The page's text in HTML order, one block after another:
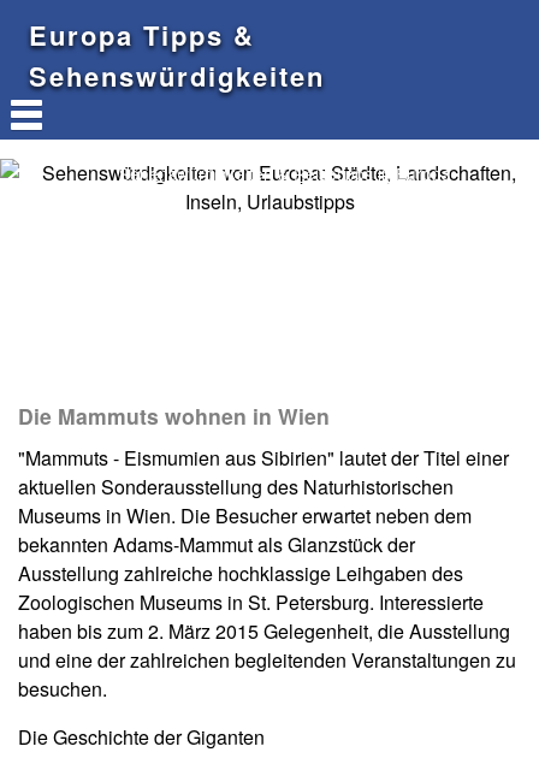
Europa Tipps &
Sehenswürdigkeiten
Sehenswürdigkeiten & Reisetipps in Europa
Die Mammuts wohnen in Wien
"Mammuts - Eismumien aus Sibirien" lautet der Titel einer
aktuellen Sonderausstellung des Naturhistorischen
Museums in Wien. Die Besucher erwartet neben dem
bekannten Adams-Mammut als Glanzstück der
Ausstellung zahlreiche hochklassige Leihgaben des
Zoologischen Museums in St. Petersburg. Interessierte
haben bis zum 2. März 2015 Gelegenheit, die Ausstellung
und eine der zahlreichen begleitenden Veranstaltungen zu
besuchen.
Die Geschichte der Giganten